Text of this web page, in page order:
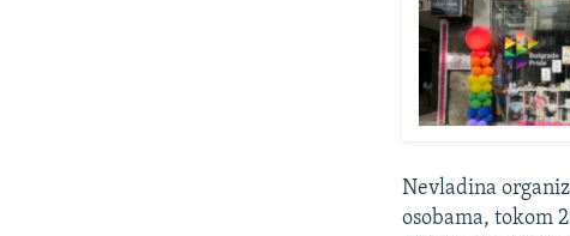
Nevladina
osobama, tokom